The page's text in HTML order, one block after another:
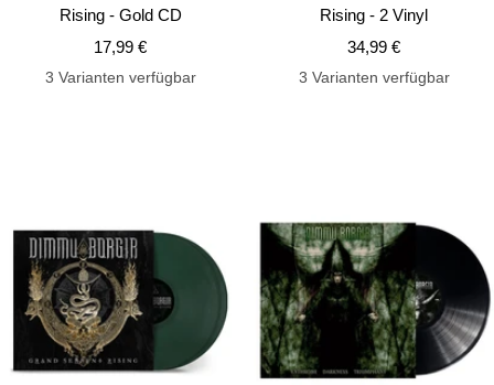
Rising - Gold CD
Angebotspreis
17,99 €
3 Varianten verfügbar
Rising - 2 Vinyl
Angebotspreis
34,99 €
3 Varianten verfügbar